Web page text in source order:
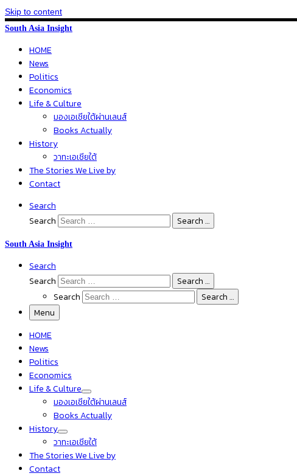
Skip to content
South Asia Insight
HOME
News
Politics
Economics
Life & Culture
มองเอเชียใต้ผ่านเลนส์
Books Actually
History
วาทะเอเชียใต้
The Stories We Live by
Contact
Search
Search
Search …
South Asia Insight
Search
Search
Search …
Search
Search …
Menu
HOME
News
Politics
Economics
Life & Culture
มองเอเชียใต้ผ่านเลนส์
Books Actually
History
วาทะเอเชียใต้
The Stories We Live by
Contact